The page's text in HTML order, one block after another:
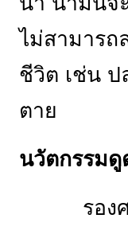
ไม่สามารถ
ชีวิต เช่น ป
ตาย
นวัตกรรม
รองศาส